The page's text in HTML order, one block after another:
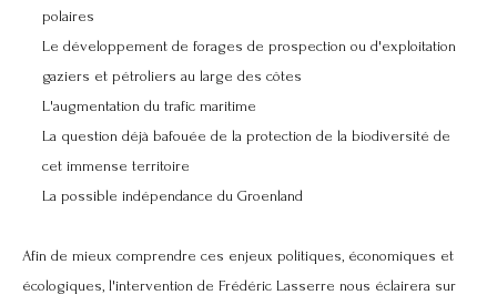
polaires
Le développement de forages de prospection ou d'exploitation
gaziers et pétroliers au large des côtes
L'augmentation du trafic maritime
La question déjà bafouée de la protection de la biodiversité de
cet immense territoire
La possible indépendance du Groenland
Afin de mieux comprendre ces enjeux politiques, économiques et
écologiques, l'intervention de Frédéric Lasserre nous éclairera sur